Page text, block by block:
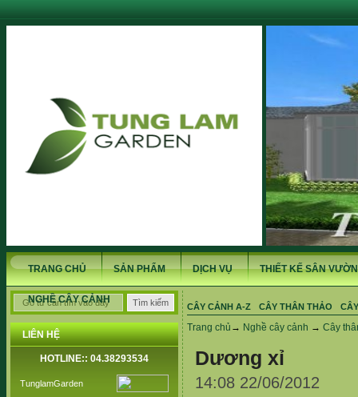
TRANG CHỦ SẢN PHẨM DỊCH VỤ THIẾT KẾ SÂN VƯỜN
NGHỀ CÂY CẢNH
LIÊN HỆ
HOTLINE:: 04.38293534
TunglamGarden
CÂY CẢNH A-Z CÂY THÂN THẢO
Trang chủ → Nghề cây cảnh → Cây
Dương xỉ
14:08 22/06/2012